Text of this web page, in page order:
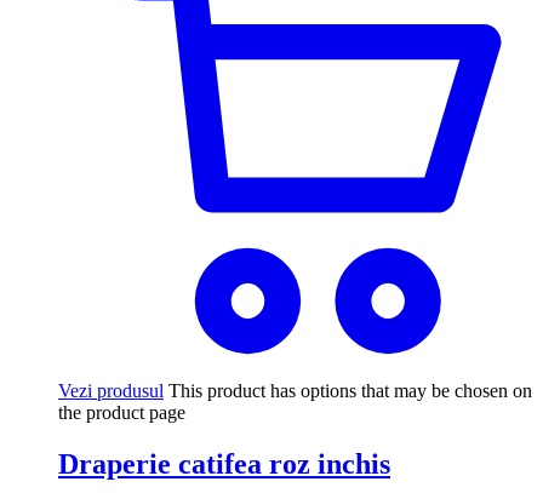
Vezi produsul This product has options that may be chosen on
the product page
Draperie catifea roz inchis